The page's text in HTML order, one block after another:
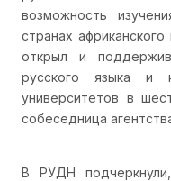
возможность
странах
открыл и
русского языка и
университетов в
собеседница
В РУДН